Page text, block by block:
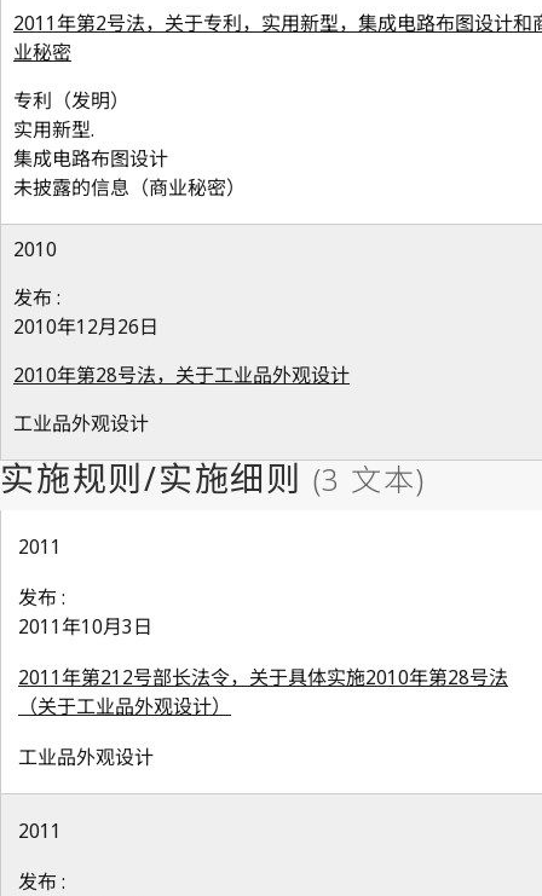
2011年第2号法，关于专利，实用新型，集成电路布图设计和
业秘密
专利（发明）
实用新型.
集成电路布图设计
未披露的信息（商业秘密）
2010
发布 :
2010年12月26日
2010年第28号法，关于工业品外观设计
工业品外观设计
2011
发布 :
2011年10月3日
2011年第212号部长法令，关于具体实施2010年第28号法
（关于工业品外观设计）
工业品外观设计
2011
发布 :